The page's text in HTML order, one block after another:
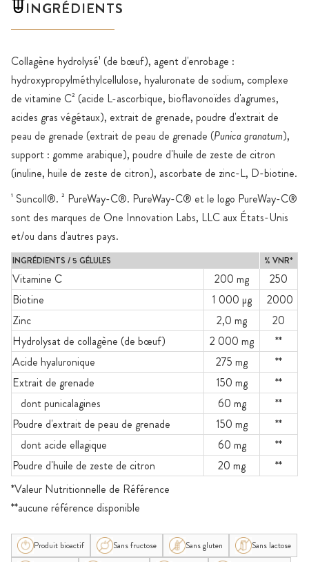
INGRÉDIENTS
Collagène hydrolysé¹ (de bœuf), agent d'enrobage :
hydroxypropylméthylcellulose, hyaluronate de sodium, complexe
de vitamine C² (acide L-ascorbique, bioflavonoïdes d'agrumes,
acides gras végétaux), extrait de grenade, poudre d'extrait de
peau de grenade (extrait de peau de grenade (Punica granatum),
support : gomme arabique), poudre d'huile de zeste de citron
(inuline, huile de zeste de citron), ascorbate de zinc-L, D-biotine.
¹ Suncoll®. ² PureWay-C®. PureWay-C® et le logo PureWay-C®
sont des marques de One Innovation Labs, LLC aux États-Unis
et/ou dans d'autres pays.
INGRÉDIENTS / 5 GÉLULES % VNR*
Vitamine C 200 mg
250
Biotine
1 000 µg
2000
Zinc
2,0 mg
20
Hydrolysat de collagène (de bœuf)
2 000 mg
**
Acide hyaluronique
275 mg
**
Extrait de grenade
150 mg
**
dont punicalagines
60 mg
**
Poudre d'extrait de peau de grenade
150 mg
**
dont acide ellagique
60 mg
**
Poudre d'huile de zeste de citron
20 mg
**
*Valeur Nutritionnelle de Référence
**aucune référence disponible
Produit bioactif Sans fructose Sans gluten
Sans lactose